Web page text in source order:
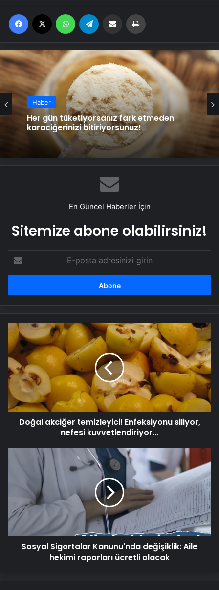
Facebook WhatsApp Email'den paylaş
Haber
Her gün tüketiyorsanız fark etmeden
karaciğerinizi bitiriyorsunuz!
En Güncel Haberler İçin
Sitemize abone olabilirsiniz!
posta
adresinizi
Doğal
akciğer
temizleyici!
Enfeksiyonu
siliyor,
nefesi
kuvvetlendiriyor...
Doğal akciğer temizleyici! Enfeksiyonu siliyor,
nefesi kuvvetlendiriyor...
Sosyal
Kanunu'nda
hekimi
raporları
ücretli
olacak
Sosyal Sigortalar Kanunu'nda değişiklik: Aile
hekimi raporları ücretli olacak